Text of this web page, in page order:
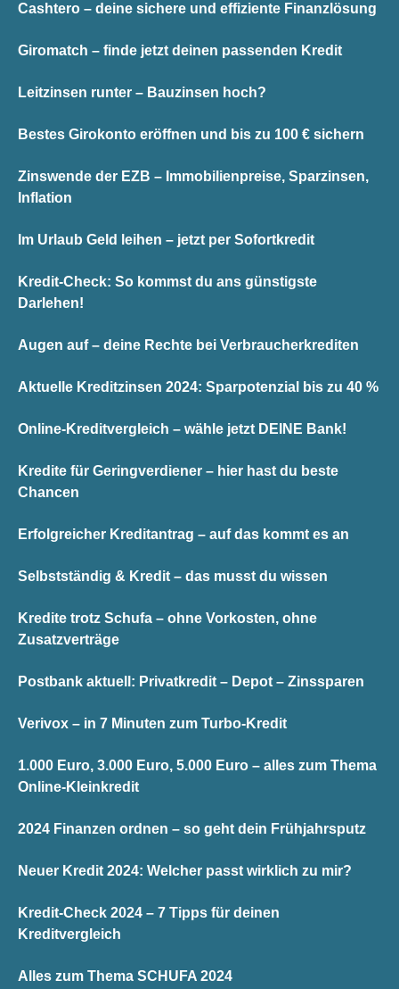
Cashtero – deine sichere und effiziente Finanzlösung
Giromatch – finde jetzt deinen passenden Kredit
Leitzinsen runter – Bauzinsen hoch?
Bestes Girokonto eröffnen und bis zu 100 € sichern
Zinswende der EZB – Immobilienpreise, Sparzinsen,
Inflation
Im Urlaub Geld leihen – jetzt per Sofortkredit
Kredit-Check: So kommst du ans günstigste
Darlehen!
Augen auf – deine Rechte bei Verbraucherkrediten
Aktuelle Kreditzinsen 2024: Sparpotenzial bis zu 40 %
Online-Kreditvergleich – wähle jetzt DEINE Bank!
Kredite für Geringverdiener – hier hast du beste
Chancen
Erfolgreicher Kreditantrag – auf das kommt es an
Selbstständig & Kredit – das musst du wissen
Kredite trotz Schufa – ohne Vorkosten, ohne
Zusatzverträge
Postbank aktuell: Privatkredit – Depot – Zinssparen
Verivox – in 7 Minuten zum Turbo-Kredit
1.000 Euro, 3.000 Euro, 5.000 Euro – alles zum Thema
Online-Kleinkredit
2024 Finanzen ordnen – so geht dein Frühjahrsputz
Neuer Kredit 2024: Welcher passt wirklich zu mir?
Kredit-Check 2024 – 7 Tipps für deinen
Kreditvergleich
Alles zum Thema SCHUFA 2024